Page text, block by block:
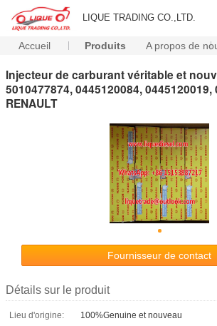
LIQUE TRADING CO.,LTD.
Accueil Produits A propos de
Injecteur de carburant véritable et
5010477874, 0445120084,
RENAULT
Fournisseur de contact
Détails sur le produit
Lieu d'origine:
100%Genuine et nouveau